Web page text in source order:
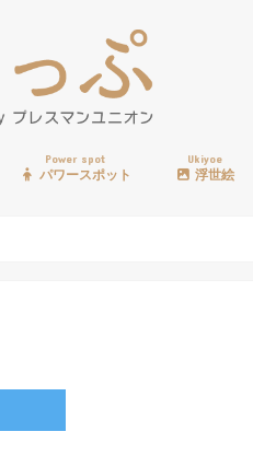
Power spot
パワースポット
Ukiyoe
浮世絵